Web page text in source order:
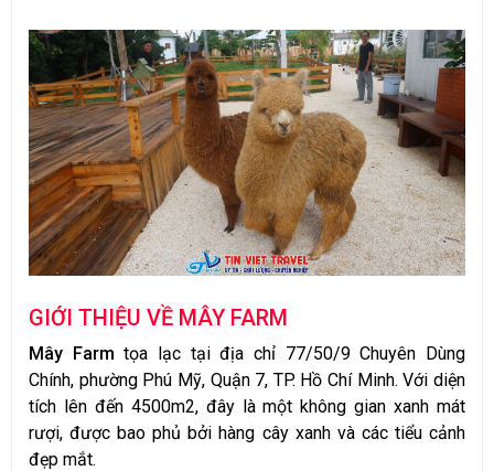
GIỚI THIỆU VỀ MÂY FARM
Mây Farm tọa lạc tại địa chỉ 77/50/9 Chuyên Dùng
Chính, phường Phú Mỹ, Quận 7, TP. Hồ Chí Minh. Với diện
tích lên đến 4500m2, đây là một không gian xanh mát
rượi, được bao phủ bởi hàng cây xanh và các tiểu cảnh
đẹp mắt.